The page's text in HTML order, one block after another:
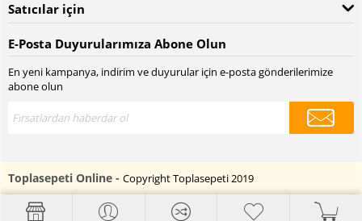
Satıcılar için
E-Posta Duyurularımıza Abone Olun
En yeni kampanya, indirim ve duyurular için e-posta gönderilerimize
abone olun
Toplasepeti Online - Copyright Toplasepeti 2019